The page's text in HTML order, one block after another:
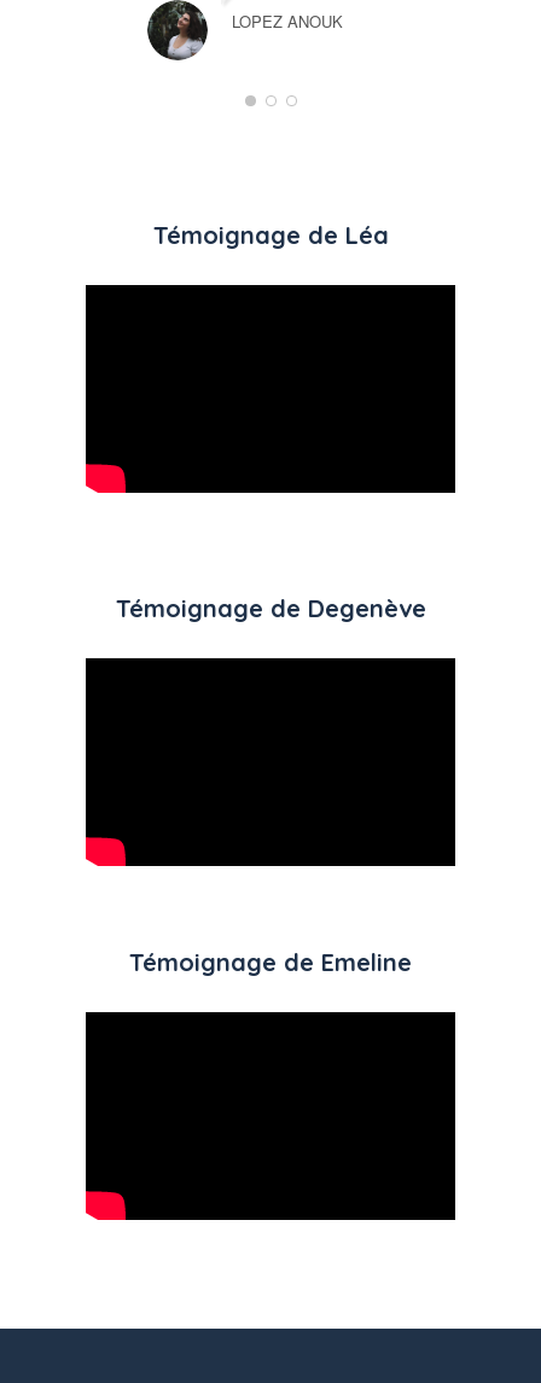
LOPEZ ANOUK
Témoignage de Léa
Témoignage de Degenève
Témoignage de Emeline